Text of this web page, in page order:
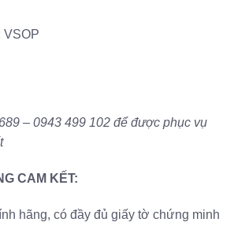
VSOP
– 0943 499 102 để được phục vụ
CAM KẾT:
hãng, có đầy đủ giấy tờ chứng minh